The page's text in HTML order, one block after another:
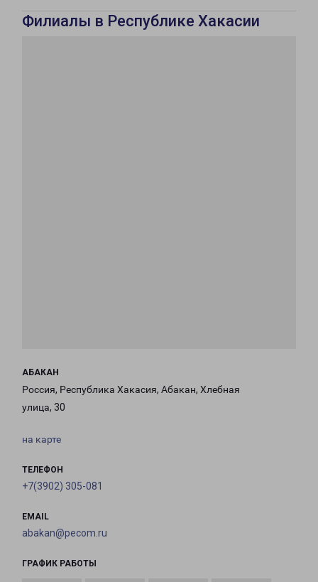
Филиалы в Республике Хакасии
АБАКАН
Россия, Республика Хакасия, Абакан, Хлебная
улица, 30
на карте
ТЕЛЕФОН
+7(3902) 305-081
EMAIL
abakan@pecom.ru
ГРАФИК РАБОТЫ